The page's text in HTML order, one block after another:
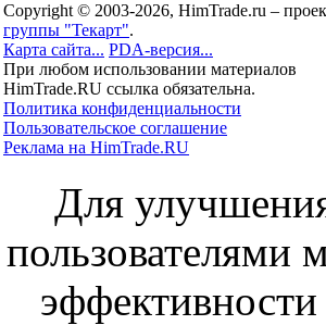
Copyright © 2003-2026, HimTrade.ru –
группы "Текарт".
Карта сайта... PDA-версия...
При любом использовании материалов
HimTrade.RU ссылка обязательна.
Политика конфиденциальности
Пользовательское соглашение
Реклама на HimTrade.RU
Для
пользователями